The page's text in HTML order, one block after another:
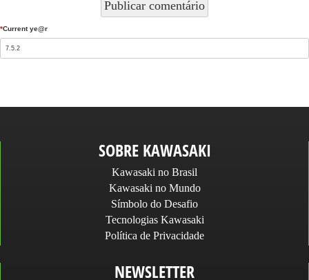
Current ye@r
*
SOBRE KAWASAKI
Kawasaki no Brasil
Kawasaki no Mundo
Símbolo do Desafio
Tecnologias Kawasaki
Política de Privacidade
NEWSLETTER